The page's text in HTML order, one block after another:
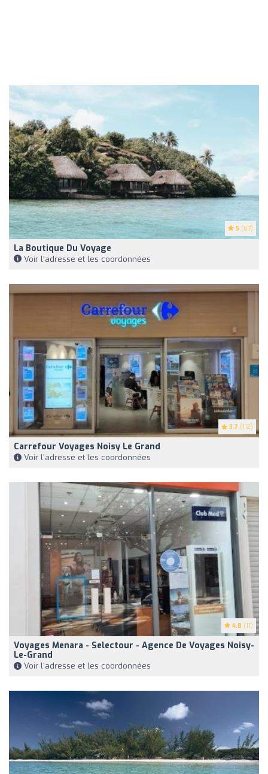
5 (67)
La Boutique Du Voyage
Voir l'adresse et les coordonnées
3.7 (112)
Carrefour Voyages Noisy Le Grand
Voir l'adresse et les coordonnées
4.8 (11)
Voyages Menara - Selectour - Agence De Voyages Noisy-
Le-Grand
Voir l'adresse et les coordonnées